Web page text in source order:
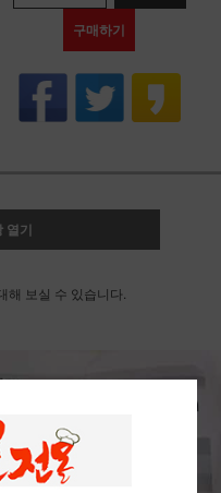
구매하기
열기
해 보실 수 있습니다.